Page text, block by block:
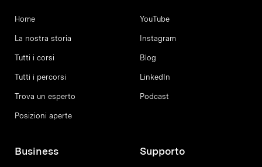
Home
La nostra storia
Tutti i corsi
Tutti i percorsi
Trova un esperto
Posizioni aperte
YouTube
Instagram
Blog
LinkedIn
Podcast
Business Supporto